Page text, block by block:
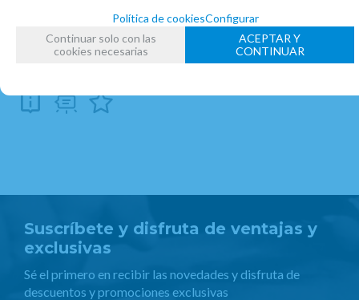
FECHA DE LANZAMIENTO
Miércoles, 29 Mayo 2013
Suscríbete y disfruta de ventajas y
exclusivas
Sé el primero en recibir las novedades y disfruta de
descuentos y promociones exclusivas
Política de cookiesConfigurar
Continuar solo con las
cookies necesarias
ACEPTAR Y
CONTINUAR